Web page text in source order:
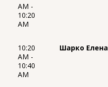
AM -
10:20
AM
10:20
AM -
10:40
AM
Шарко Елена